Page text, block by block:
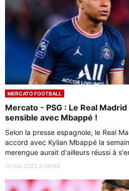
MERCATO FOOTBALL
Mercato - PSG : Le Real
sensible avec Mbappé !
Selon la presse espagnole, le Real
accord avec Kylian Mbappé la
merengue aurait d'ailleurs réussi à
16 mai 2022 à 14h45